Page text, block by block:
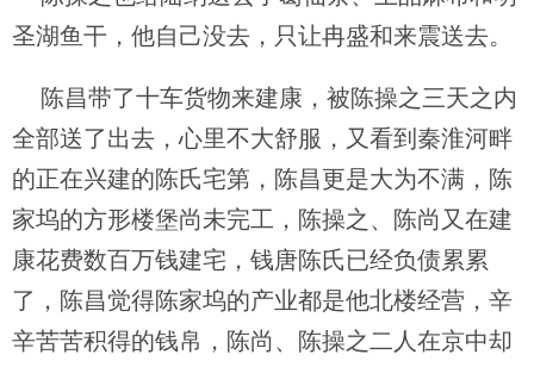
圣湖鱼干，他自己没去，只让冉盛和来震送去。
陈昌带了十车货物来建康，被陈操之三天之内
全部送了出去，心里不大舒服，又看到秦淮河畔
的正在兴建的陈氏宅第，陈昌更是大为不满，陈
家坞的方形楼堡尚未完工，陈操之、陈尚又在建
康花费数百万钱建宅，钱唐陈氏已经负债累累
了，陈昌觉得陈家坞的产业都是他北楼经营，辛
辛苦苦积得的钱帛，陈尚、陈操之二人在京中却